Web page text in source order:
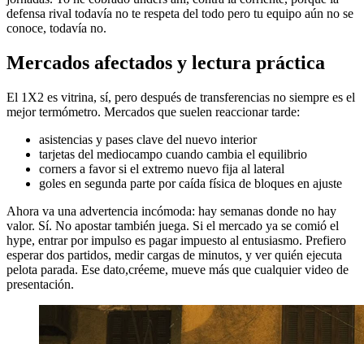
defensa rival todavía no te respeta del todo pero tu equipo aún no se
conoce, todavía no.
Mercados afectados y lectura práctica
El 1X2 es vitrina, sí, pero después de transferencias no siempre es el
mejor termómetro. Mercados que suelen reaccionar tarde:
asistencias y pases clave del nuevo interior
tarjetas del mediocampo cuando cambia el equilibrio
corners a favor si el extremo nuevo fija al lateral
goles en segunda parte por caída física de bloques en ajuste
Ahora va una advertencia incómoda: hay semanas donde no hay
valor. Sí. No apostar también juega. Si el mercado ya se comió el
hype, entrar por impulso es pagar impuesto al entusiasmo. Prefiero
esperar dos partidos, medir cargas de minutos, y ver quién ejecuta
pelota parada. Ese dato,créeme, mueve más que cualquier video de
presentación.